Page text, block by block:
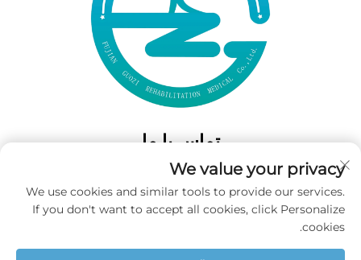
تماس با ما
Add: 50 Gaofeng South Lane، West GateFuzhou، Fujian، چین
تلفن:‎+86-19859128239‎
ایمیل:
We value your privacy
We use cookies and similar tools to provide our services.
If you don't want to accept all cookies, click Personalize
cookies.